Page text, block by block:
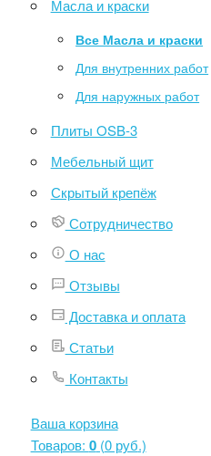
Масла и краски
Все Масла и краски
Для внутренних работ
Для наружных работ
Плиты OSB-3
Мебельный щит
Скрытый крепёж
Сотрудничество
О нас
Отзывы
Доставка и оплата
Статьи
Контакты
Ваша корзина
Товаров: 0(0 руб.)